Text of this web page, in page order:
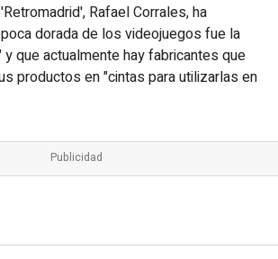
Rafael Corrales, ha
dorada de los videojuegos fue la
que actualmente hay fabricantes que
productos en "cintas para utilizarlas en